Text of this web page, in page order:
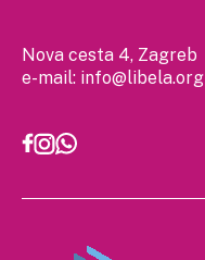
Nova cesta 4, Zagreb
e-mail: info@libela.org